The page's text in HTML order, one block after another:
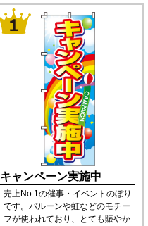
キャンペーン実施中
売上No.1の催事・イベントのぼり
です。バルーンや虹などのモチー
フが使われており、とても賑やか